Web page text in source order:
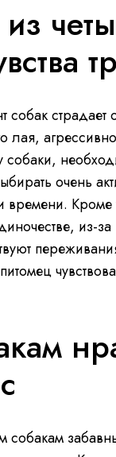
страдает
лая,
собаки,
очень
времени.
из-